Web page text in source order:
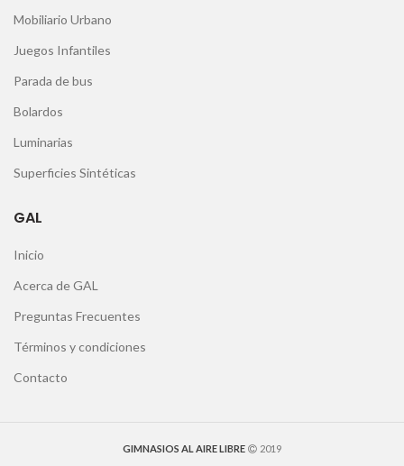
Mobiliario Urbano
Juegos Infantiles
Parada de bus
Bolardos
Luminarias
Superficies Sintéticas
GAL
Inicio
Acerca de GAL
Preguntas Frecuentes
Términos y condiciones
Contacto
GIMNASIOS AL AIRE LIBRE 2019